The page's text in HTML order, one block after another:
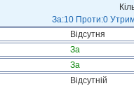
За:10 Проти:0
Відсутня
За
За
Відсутній